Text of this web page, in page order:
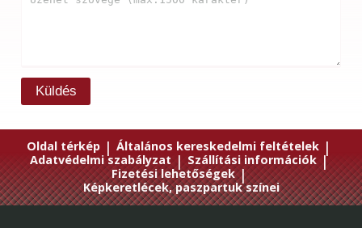
Küldés
Oldal térkép | Általános kereskedelmi feltételek |
Adatvédelmi szabályzat | Szállítási információk |
Fizetési lehetőségek |
Képkeretlécek, paszpartuk színei